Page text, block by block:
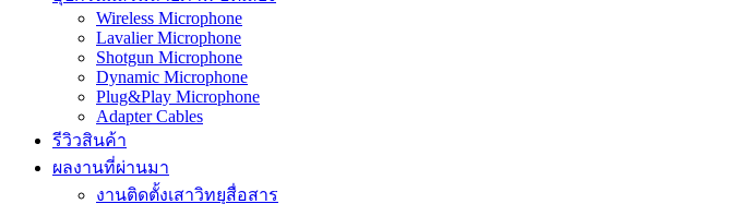
Wireless Microphone
Lavalier Microphone
Shotgun Microphone
Dynamic Microphone
Plug&Play Microphone
Adapter Cables
รีวิวสินค้า
ผลงานที่ผ่านมา
งานติดตั้งเสาวิทยุสื่อสาร